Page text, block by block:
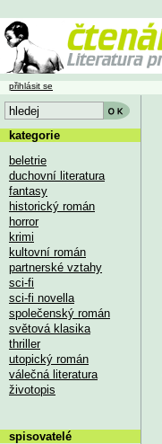
přihlásit se
kategorie
beletrie
duchovní literatura
fantasy
historický román
horror
krimi
kultovní román
partnerské vztahy
sci-fi
sci-fi novella
společenský román
světová klasika
thriller
utopický román
válečná literatura
životopis
spisovatelé